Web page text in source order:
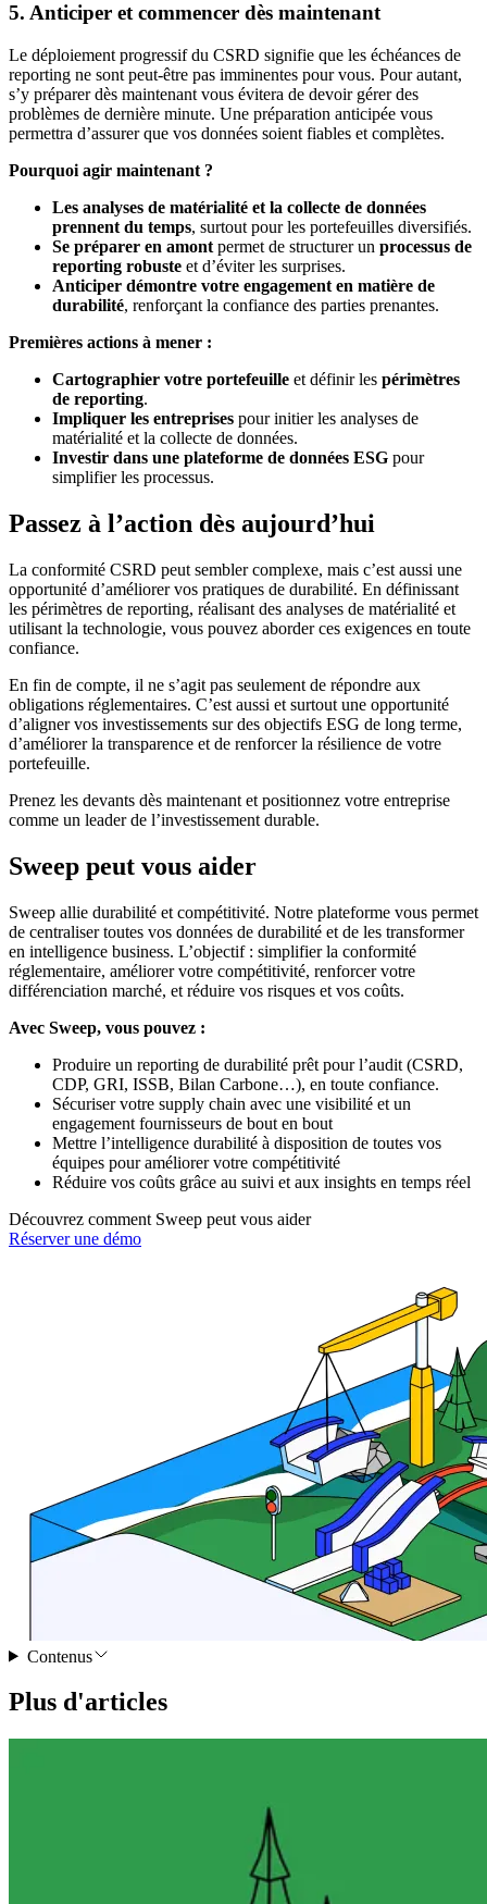
5. Anticiper et commencer dès maintenant
Le déploiement progressif du CSRD signifie que les échéances de
reporting ne sont peut-être pas imminentes pour vous. Pour autant,
s’y préparer dès maintenant vous évitera de devoir gérer des
problèmes de dernière minute. Une préparation anticipée vous
permettra d’assurer que vos données soient fiables et complètes.
Pourquoi agir maintenant ?
Les analyses de matérialité et la collecte de données
prennent du temps, surtout pour les portefeuilles diversifiés.
Se préparer en amont permet de structurer un processus de
reporting robuste et d’éviter les surprises.
Anticiper démontre votre engagement en matière de
durabilité, renforçant la confiance des parties prenantes.
Premières actions à mener :
Cartographier votre portefeuille et définir les périmètres
de reporting.
Impliquer les entreprises pour initier les analyses de
matérialité et la collecte de données.
Investir dans une plateforme de données ESG pour
simplifier les processus.
Passez à l’action dès aujourd’hui
La conformité CSRD peut sembler complexe, mais c’est aussi une
opportunité d’améliorer vos pratiques de durabilité. En définissant
les périmètres de reporting, réalisant des analyses de matérialité et
utilisant la technologie, vous pouvez aborder ces exigences en toute
confiance.
En fin de compte, il ne s’agit pas seulement de répondre aux
obligations réglementaires. C’est aussi et surtout une opportunité
d’aligner vos investissements sur des objectifs ESG de long terme,
d’améliorer la transparence et de renforcer la résilience de votre
portefeuille.
Prenez les devants dès maintenant et positionnez votre entreprise
comme un leader de l’investissement durable.
Sweep peut vous aider
Sweep allie durabilité et compétitivité. Notre plateforme vous permet
de centraliser toutes vos données de durabilité et de les transformer
en intelligence business. L’objectif : simplifier la conformité
réglementaire, améliorer votre compétitivité, renforcer votre
différenciation marché, et réduire vos risques et vos coûts.
Avec Sweep, vous pouvez :
Produire un reporting de durabilité prêt pour l’audit (CSRD,
CDP, GRI, ISSB, Bilan Carbone…), en toute confiance.
Sécuriser votre supply chain avec une visibilité et un
engagement fournisseurs de bout en bout
Mettre l’intelligence durabilité à disposition de toutes vos
équipes pour améliorer votre compétitivité
Réduire vos coûts grâce au suivi et aux insights en temps réel
Découvrez comment Sweep peut vous aider
Réserver une démo
Contenus
Plus d'articles